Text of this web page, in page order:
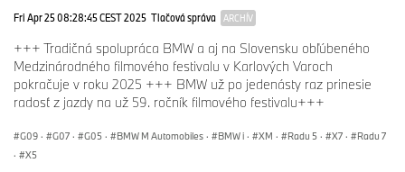
Fri Apr 25 08:28:45 CEST 2025 Tlačová správa ARCHÍV
+++ Tradičná spolupráca BMW a aj na Slovensku obľúbeného
Medzinárodného filmového festivalu v Karlových Varoch
pokračuje v roku 2025 +++ BMW už po jedenásty raz prinesie
radosť z jazdy na už 59. ročník filmového festivalu+++
G09 · G07 · G05 · BMW M Automobiles · BMW i · XM · Radu 5 · X7 ·
Radu 7
·
X5